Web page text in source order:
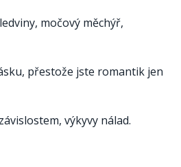
ledviny, močový měchýř,
přestože jste romantik jen
výkyvy nálad.